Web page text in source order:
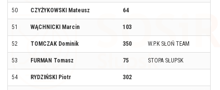
50 CZYŻYKOWSKI Mateusz 64
51 WĄCHNICKI Marcin 103
52 TOMCZAK Dominik 350 W.P.K SŁOŃ TEAM
53 FURMAN Tomasz 75 STOPA SŁUPSK
54 RYDZIŃSKI Piotr 302